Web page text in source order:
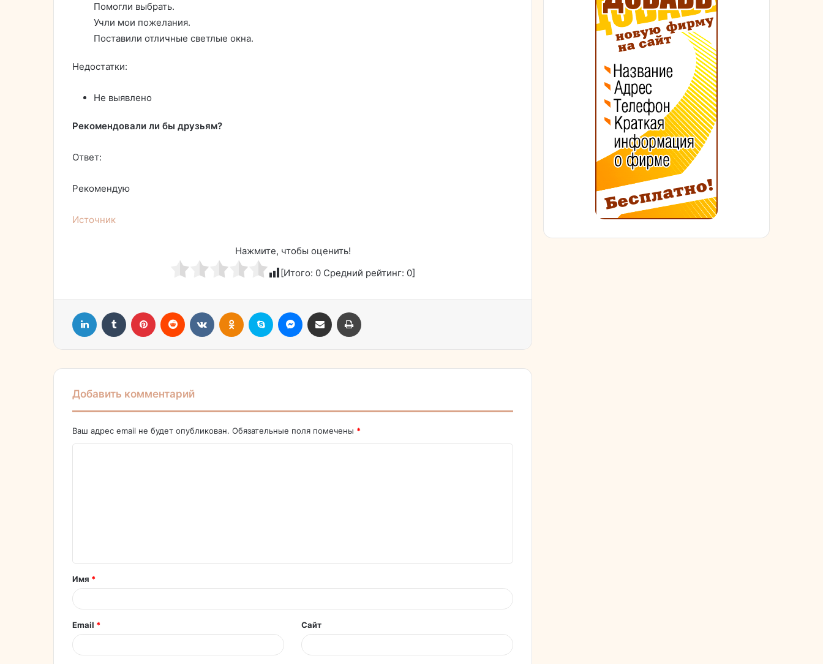
Помогли выбрать.
Учли мои пожелания.
Поставили отличные светлые окна.
Недостатки:
Не выявлено
Рекомендовали ли бы друзьям?
Ответ:
Рекомендую
Источник
Нажмите, чтобы оценить!
[Итого: 0 Средний рейтинг: 0]
LinkedIn Tumblr Pinterest Reddit ВконтактеОдноклассники
Skype MessengerПоделиться через электронную почту
Добавить комментарий
Ваш адрес email не будет опубликован. Обязательные поля помечены *
т
а
й
*
Имя *
Email * Сайт